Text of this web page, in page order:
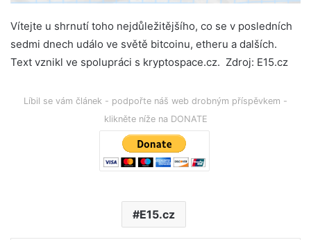
Vítejte u shrnutí toho nejdůležitějšího, co se v posledních
sedmi dnech událo ve světě bitcoinu, etheru a dalších.
Text vznikl ve spolupráci s kryptospace.cz. Zdroj: E15.cz
Líbil se vám článek - podpořte náš web drobným příspěvkem -
klikněte níže na DONATE
E15.cz